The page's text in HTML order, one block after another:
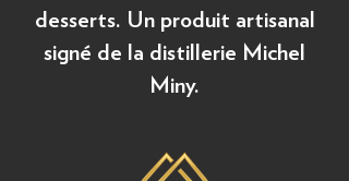
desserts. Un produit artisanal
signé de la distillerie Michel
Miny.